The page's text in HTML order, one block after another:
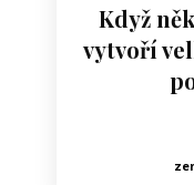
Když
vytvoří